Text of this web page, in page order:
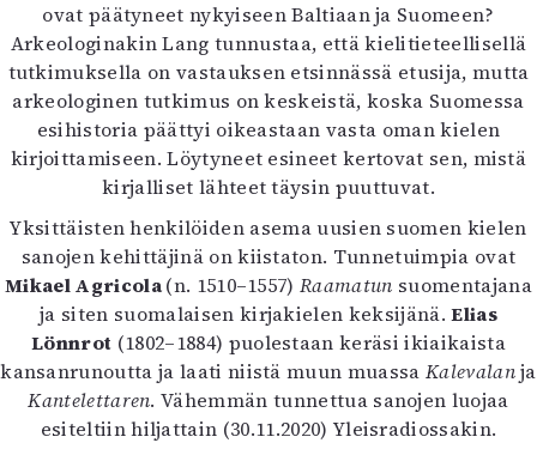
ovat päätyneet nykyiseen Baltiaan ja Suomeen?
Arkeologinakin Lang tunnustaa, että kielitieteellisellä
tutkimuksella on vastauksen etsinnässä etusija, mutta
arkeologinen tutkimus on keskeistä, koska Suomessa
esihistoria päättyi oikeastaan vasta oman kielen
kirjoittamiseen. Löytyneet esineet kertovat sen, mistä
kirjalliset lähteet täysin puuttuvat.
Yksittäisten henkilöiden asema uusien suomen kielen
sanojen kehittäjinä on kiistaton. Tunnetuimpia ovat
Mikael Agricola(n. 1510–1557)Raamatun suomentajana
ja siten suomalaisen kirjakielen keksijänä.Elias
Lönnrot (1802–1884) puolestaan keräsi ikiaikaista
kansanrunoutta ja laati niistä muun muassa Kalevalanja
Kantelettaren. Vähemmän tunnettua sanojen luojaa
esiteltiin hiljattain (30.11.2020) Yleisradiossakin.